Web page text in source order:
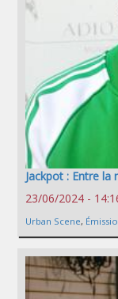
Jackpot : Entre la
23/06/2024 -
Urban Scene,